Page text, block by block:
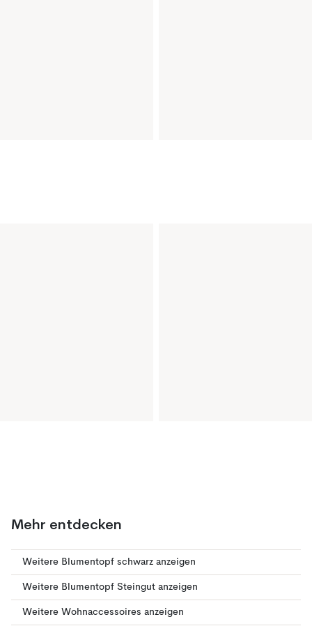
Mehr entdecken
Weitere Blumentopf schwarz anzeigen
Weitere Blumentopf Steingut anzeigen
Weitere Wohnaccessoires anzeigen